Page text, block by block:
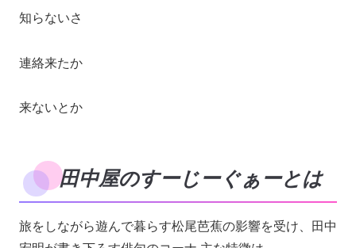
知らないさ
連絡来たか
来ないとか
田中屋のすーじーぐぁーとは
旅をしながら遊んで暮らす松尾芭蕉の影響を受け、田中